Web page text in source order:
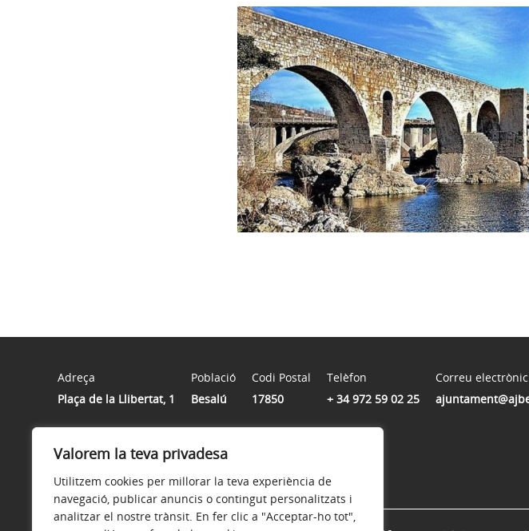
Valorem la teva privadesa
Utilitzem cookies per millorar la teva experiència de
navegació, publicar anuncis o contingut personalitzats i
analitzar el nostre trànsit. En fer clic a "Acceptar-ho tot",
Adreça
Plaça de la Llibertat, 1
Població
Besalú
Codi Postal
17850
Telèfon
+ 34 972 59 02 25
Correu electrònic
Horari